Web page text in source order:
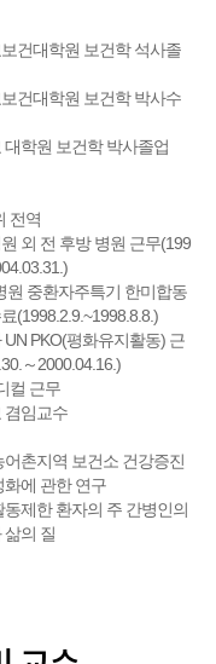
건대학원 보건학 석사졸
건대학원 보건학 박사수
대학원 보건학 박사졸업
전역
외 전 후방 병원 근무(199
원 중환자주특기 한미합동
(1998.2.9.~1998.8.8.)
PKO(평화유지활동) 근
～2000.04.16.)
컬 근무
겸임교수
어촌지역 보건소 건강증진
에 관한 연구
동제한 환자의 주 간병인의
삶의 질